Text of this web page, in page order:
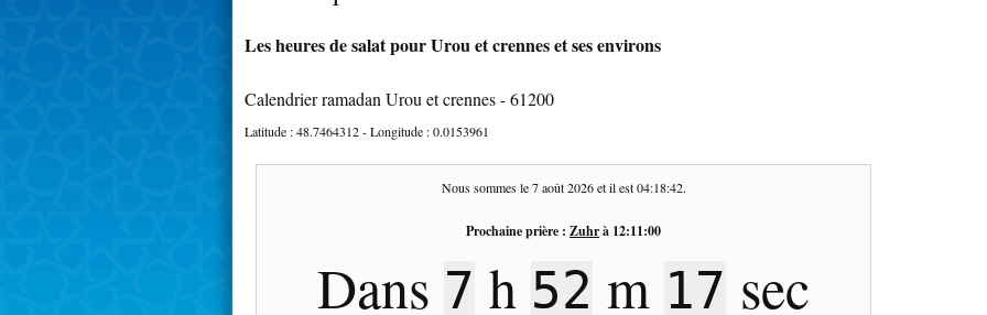
Les heures de salat pour Urou et crennes et ses environs
Calendrier ramadan Urou et crennes - 61200
Latitude :48.7464312- Longitude :0.0153961
Nous sommes le7 août 2026et il est04:18:43.
Prochaine prière : Zuhrà 12:11:00
Dans 7 h 52 m 16 sec